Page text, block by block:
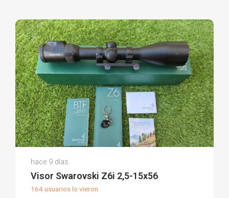
David G.
(0)
hace 9 días
Visor Swarovski Z6i 2,5-15x56
164 usuarios lo vieron